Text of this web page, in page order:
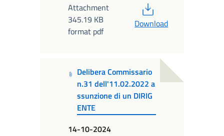
Attachment
345.19 KB
format pdf
Download
Delibera Commissario
n.31 dell'11.02.2022 a
ssunzione di un DIRIG
ENTE
14-10-2024